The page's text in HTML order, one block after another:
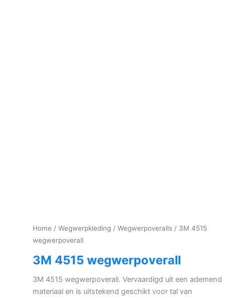
Home / Wegwerpkleding / Wegwerpoveralls / 3M 4515
wegwerpoverall
3M 4515 wegwerpoverall
3M 4515 wegwerpoverall. Vervaardigd uit een ademend
materiaal en is uitstekend geschikt voor tal van